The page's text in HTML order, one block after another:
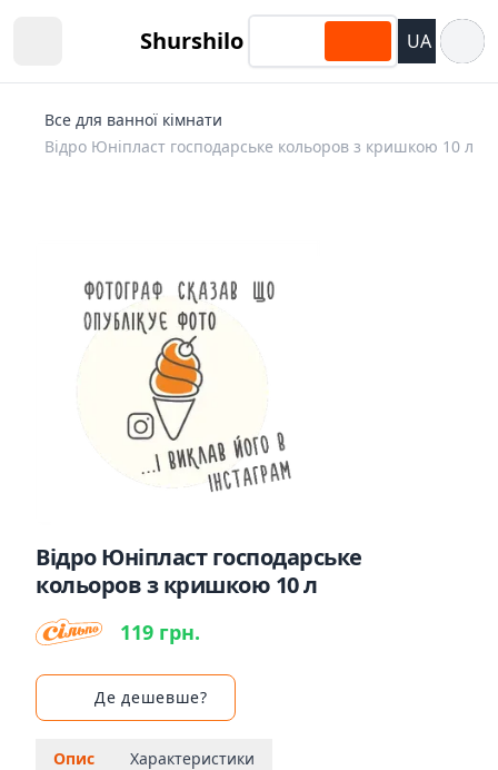
Shurshilo UA
Все для ванної кімнати
Відро Юніпласт господарське кольоров з кришкою 10 л
Відро Юніпласт господарське
кольоров з кришкою 10 л
119 грн.
Де дешевше?
Опис Характеристики